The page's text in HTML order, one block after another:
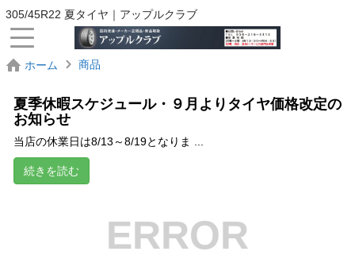
305/45R22 夏タイヤ｜アップルクラブ
ホーム 商品
夏季休暇スケジュール・９月よりタイヤ価格改定の
お知らせ
当店の休業日は8/13～8/19となりま ...
続きを読む
ERROR